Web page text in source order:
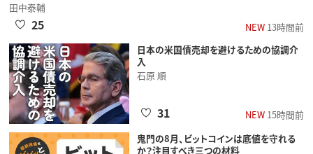
田中泰輔
NEW13時間前
25
日本の米国債売却を避けるための協調介
入
石原 順
NEW15時間前
31
鬼門の8月、ビットコインは底値を守れる
か？注目すべき三つの材料